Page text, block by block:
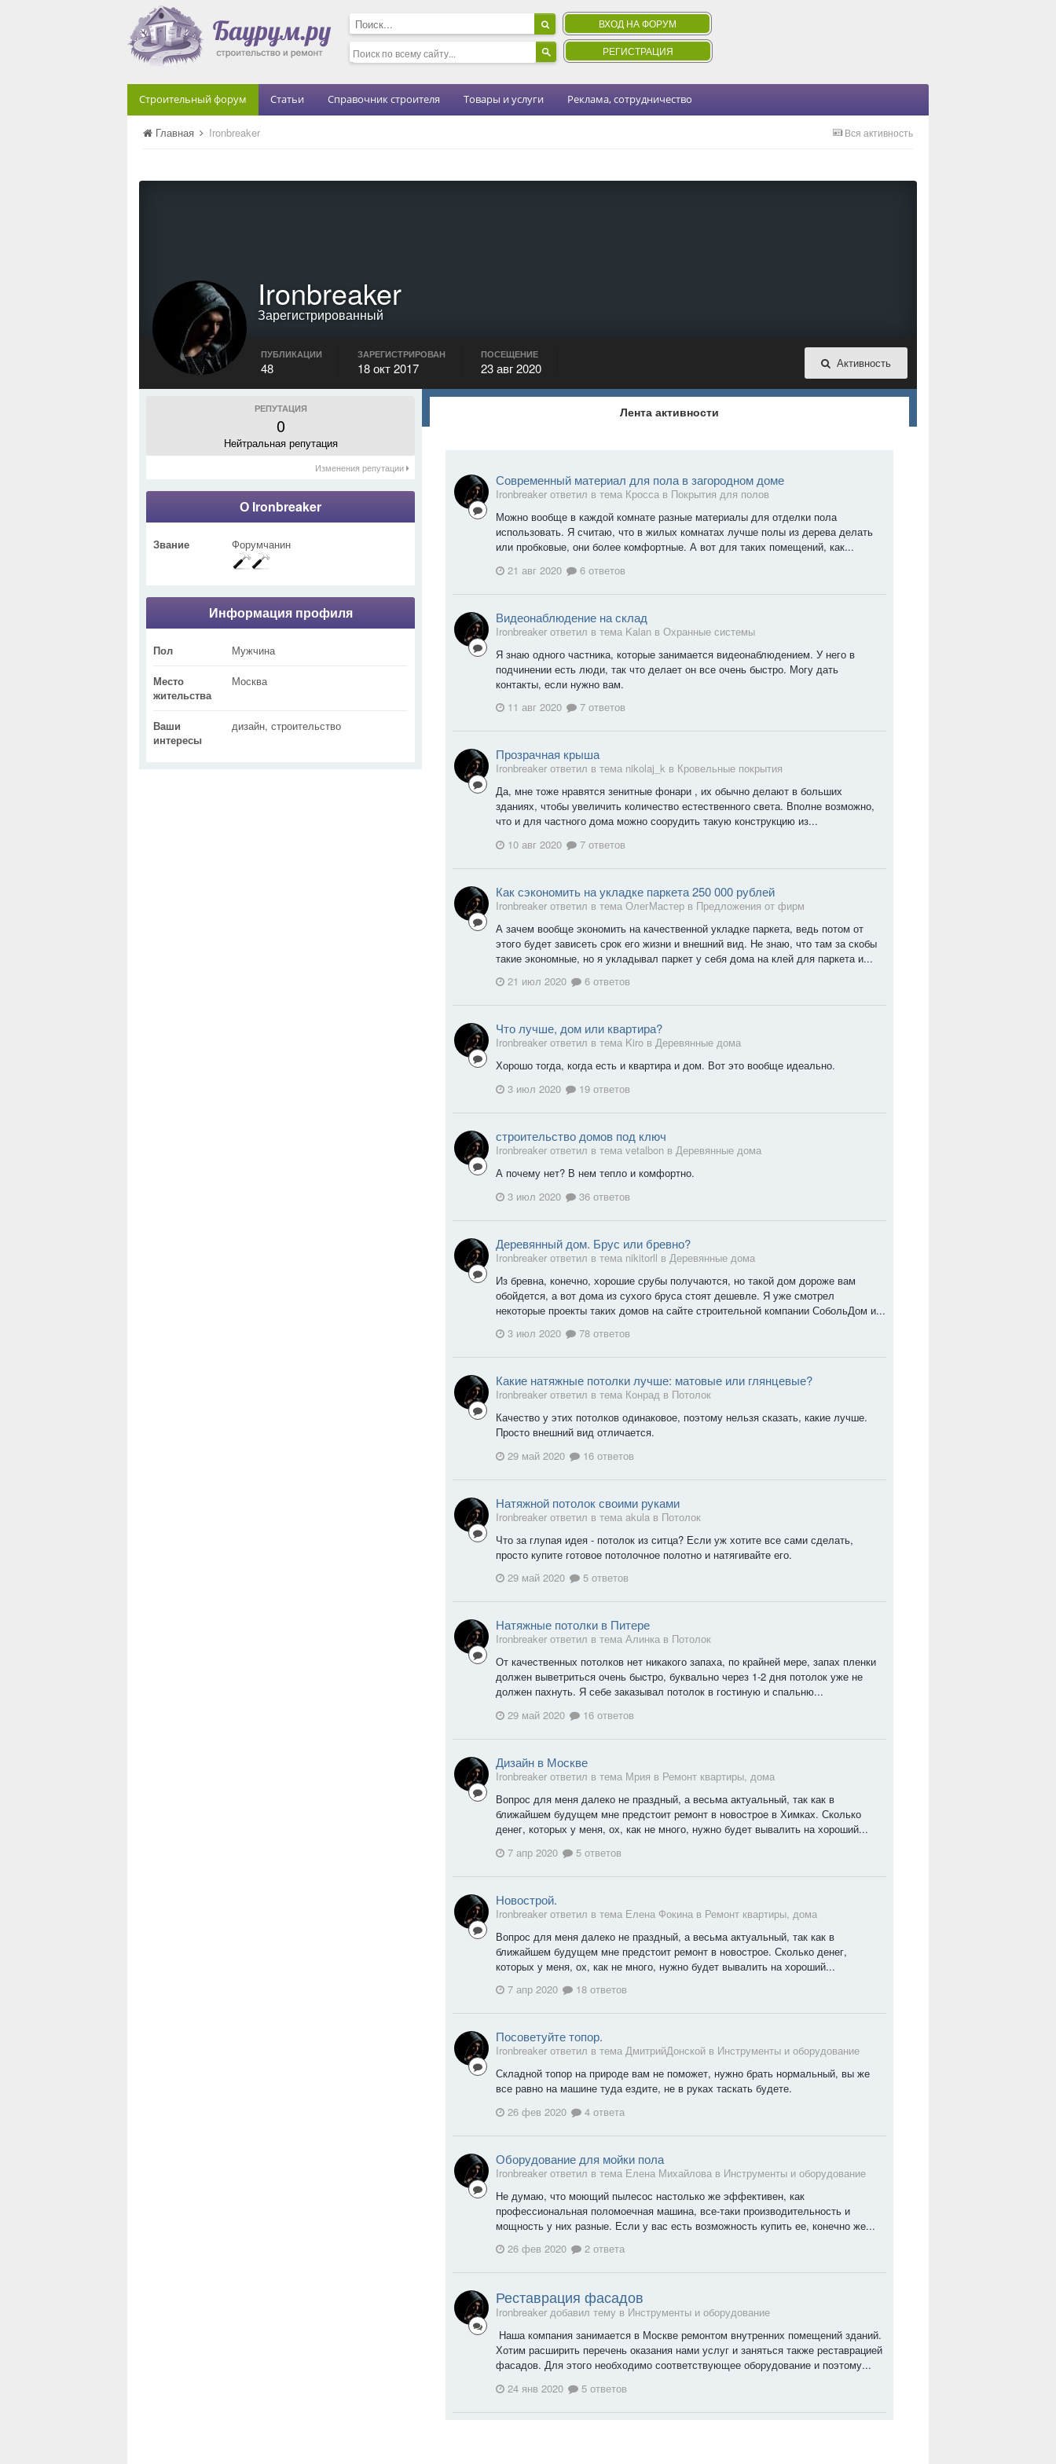
ВХОД НА ФОРУМ
РЕГИСТРАЦИЯ
Строительный форум Статьи Справочник строителя Товары и услуги Реклама, сотрудничество
Вся активность
Главная Ironbreaker
Ironbreaker
Зарегистрированный
Активность
ПУБЛИКАЦИИ
48
ЗАРЕГИСТРИРОВАН
18 окт 2017
ПОСЕЩЕНИЕ
23 авг 2020
РЕПУТАЦИЯ
0
Нейтральная репутация
Изменения репутации
О Ironbreaker
Звание Форумчанин
Информация профиля
Пол Мужчина
Место
жительства
Москва
Ваши
интересы
дизайн, строительство
Лента активности
Современный материал для пола в загородном доме
Ironbreaker ответил в тема Кросса в Покрытия для полов
Можно вообще в каждой комнате разные материалы для отделки пола
использовать. Я считаю, что в жилых комнатах лучше полы из дерева делать
или пробковые, они более комфортные. А вот для таких помещений, как...
21 авг 2020
6 ответов
Видеонаблюдение на склад
Ironbreaker ответил в тема Kalan в Охранные системы
Я знаю одного частника, которые занимается видеонаблюдением. У него в
подчинении есть люди, так что делает он все очень быстро. Могу дать
контакты, если нужно вам.
11 авг 2020
7 ответов
Прозрачная крыша
Ironbreaker ответил в тема nikolaj_k в Кровельные покрытия
Да, мне тоже нравятся зенитные фонари , их обычно делают в больших
зданиях, чтобы увеличить количество естественного света. Вполне возможно,
что и для частного дома можно соорудить такую конструкцию из...
10 авг 2020
7 ответов
Как сэкономить на укладке паркета 250 000 рублей
Ironbreaker ответил в тема ОлегМастер в Предложения от фирм
А зачем вообще экономить на качественной укладке паркета, ведь потом от
этого будет зависеть срок его жизни и внешний вид. Не знаю, что там за скобы
такие экономные, но я укладывал паркет у себя дома на клей для паркета и...
21 июл 2020
6 ответов
Что лучше, дом или квартира?
Ironbreaker ответил в тема Kiro в Деревянные дома
Хорошо тогда, когда есть и квартира и дом. Вот это вообще идеально.
3 июл 2020
19 ответов
строительство домов под ключ
Ironbreaker ответил в тема vetalbon в Деревянные дома
А почему нет? В нем тепло и комфортно.
3 июл 2020
36 ответов
Деревянный дом. Брус или бревно?
Ironbreaker ответил в тема nikitorll в Деревянные дома
Из бревна, конечно, хорошие срубы получаются, но такой дом дороже вам
обойдется, а вот дома из сухого бруса стоят дешевле. Я уже смотрел
некоторые проекты таких домов на сайте строительной компании СобольДом и...
3 июл 2020
78 ответов
Какие натяжные потолки лучше: матовые или глянцевые?
Ironbreaker ответил в тема Конрад в Потолок
Качество у этих потолков одинаковое, поэтому нельзя сказать, какие лучше.
Просто внешний вид отличается.
29 май 2020
16 ответов
Натяжной потолок своими руками
Ironbreaker ответил в тема akula в Потолок
Что за глупая идея - потолок из ситца? Если уж хотите все сами сделать,
просто купите готовое потолочное полотно и натягивайте его.
29 май 2020
5 ответов
Натяжные потолки в Питере
Ironbreaker ответил в тема Алинка в Потолок
От качественных потолков нет никакого запаха, по крайней мере, запах пленки
должен выветриться очень быстро, буквально через 1-2 дня потолок уже не
должен пахнуть. Я себе заказывал потолок в гостиную и спальню...
29 май 2020
16 ответов
Дизайн в Москве
Ironbreaker ответил в тема Мрия в Ремонт квартиры, дома
Вопрос для меня далеко не праздный, а весьма актуальный, так как в
ближайшем будущем мне предстоит ремонт в новострое в Химках. Сколько
денег, которых у меня, ох, как не много, нужно будет вывалить на хороший...
7 апр 2020
5 ответов
Новострой.
Ironbreaker ответил в тема Елена Фокина в Ремонт квартиры, дома
Вопрос для меня далеко не праздный, а весьма актуальный, так как в
ближайшем будущем мне предстоит ремонт в новострое. Сколько денег,
которых у меня, ох, как не много, нужно будет вывалить на хороший...
7 апр 2020
18 ответов
Посоветуйте топор.
Ironbreaker ответил в тема ДмитрийДонской в Инструменты и оборудование
Складной топор на природе вам не поможет, нужно брать нормальный, вы же
все равно на машине туда ездите, не в руках таскать будете.
26 фев 2020
4 ответа
Оборудование для мойки пола
Ironbreaker ответил в тема Елена Михайлова в Инструменты и оборудование
Не думаю, что моющий пылесос настолько же эффективен, как
профессиональная поломоечная машина, все-таки производительность и
мощность у них разные. Если у вас есть возможность купить ее, конечно же...
26 фев 2020
2 ответа
Реставрация фасадов
Ironbreaker добавил тему в Инструменты и оборудование
Наша компания занимается в Москве ремонтом внутренних помещений зданий.
Хотим расширить перечень оказания нами услуг и заняться также реставрацией
фасадов. Для этого необходимо соответствующее оборудование и поэтому...
24 янв 2020
5 ответов